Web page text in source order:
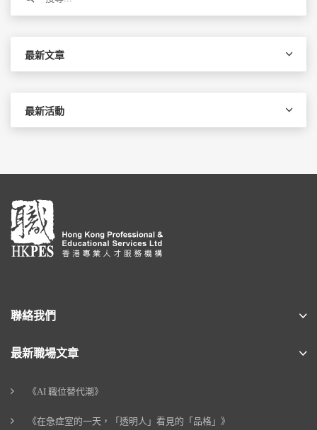
關
最新文章
最新活動
聯絡我們
最新職場文章
《AI 職位替代潮》
《在急症室的一天，「透明人」看見的「品格」》